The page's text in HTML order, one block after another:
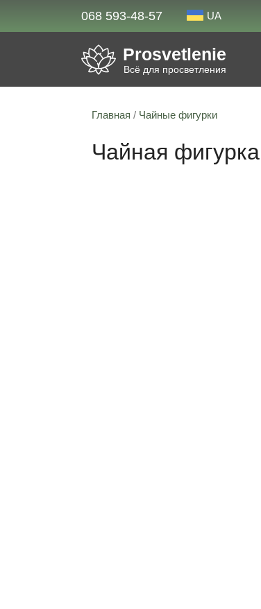
068 593-48-57 UA
Prosvetlenie
Всё для просветления
Главная / Чайные фигурки
Чайная